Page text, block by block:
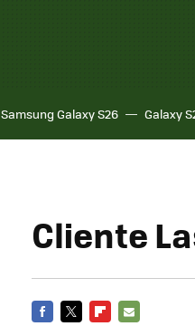
Samsung Galaxy S26 Galaxy
Cliente